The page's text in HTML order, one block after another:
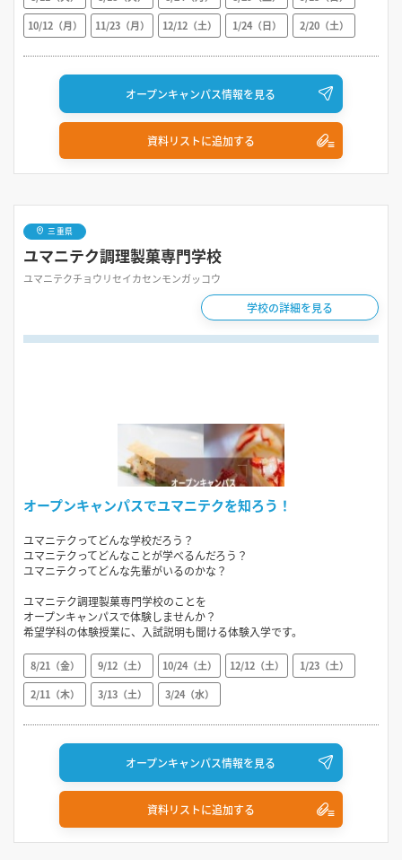
10/12（月）
11/23（月） 12/12（土） 1/24（日） 2/20（土）
オープンキャンパス情報を見る
資料リストに追加する
三重県
ユマニテク調理製菓専門学校
ユマニテクチョウリセイカセンモンガッコウ
学校の詳細を見る
オープンキャンパスでユマニテクを知ろう！
ユマニテクってどんな学校だろう？
ユマニテクってどんなことが学べるんだろう？
ユマニテクってどんな先輩がいるのかな？
ユマニテク調理製菓専門学校のことを
オープンキャンパスで体験しませんか？
希望学科の体験授業に、入試説明も聞ける体験入学です。
8/21（金） 9/12（土） 10/24（土） 12/12（土）
1/23（土）
2/11（木）
3/13（土） 3/24（水）
オープンキャンパス情報を見る
資料リストに追加する